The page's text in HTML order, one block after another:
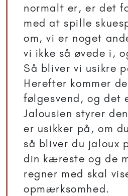
normalt er, er det
med at spille
om, vi er noget
vi ikke så øvede i,
Så bliver vi usikre
Herefter kommer
følgesvend, og det
Jalousien styrer
er usikker på, om
så bliver du jaloux
din kæreste og de
regner med skal
opmærksomhed.